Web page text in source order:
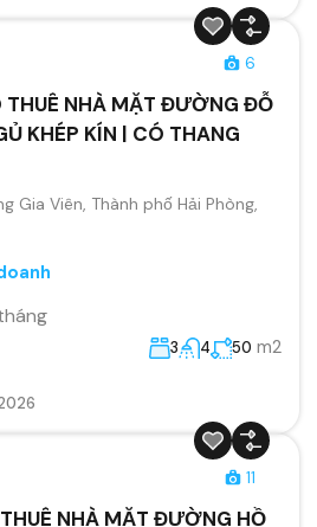
6
NHÀ MẶT ĐƯỜNG ĐỖ
KHÉP KÍN | CÓ THANG
Gia Viên, Thành phố Hải Phòng,
3 4 50 m2
11
NHÀ MẶT ĐƯỜNG HỒ